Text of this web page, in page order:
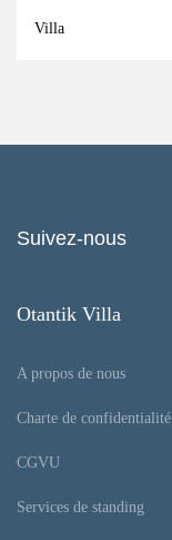
Villa
Suivez-nous
Otantik Villa
A propos de nous
Charte de confidentialité
CGVU
Services de standing